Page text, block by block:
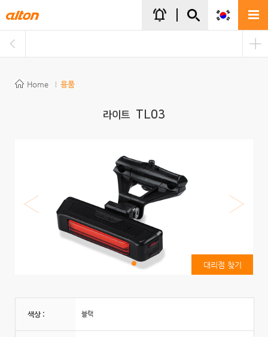
notifications_active
Home 용품
라이트 TL03
대리점 찾기
색상 : 블랙